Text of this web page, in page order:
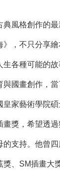
風格創作的
，不只分享
各種可能的故
與國畫創作，
家藝術學院
獎，希望透過
支持。他曾
獎、SM插畫大